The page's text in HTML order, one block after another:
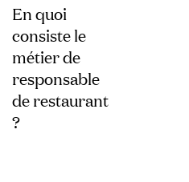
En quoi
consiste le
métier de
responsable
de restaurant
?